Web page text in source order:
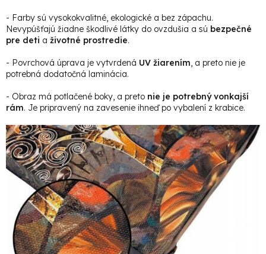
- Farby sú vysokokvalitné, ekologické a bez zápachu.
Nevypúšťajú žiadne škodlivé látky do ovzdušia a sú bezpečné
pre deti a životné prostredie.
- Povrchová úprava je vytvrdená UV žiarením, a preto nie je
potrebná dodatočná laminácia.
- Obraz má potlačené boky, a preto nie je potrebný vonkajší
rám. Je pripravený na zavesenie ihneď po vybalení z krabice.